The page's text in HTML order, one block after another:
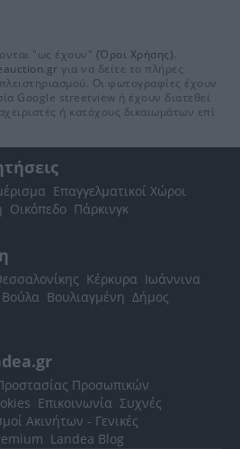
"ως έχουν" (Όροι Χρήσης).
για να δείτε το πλήρες
Οι φωτογραφίες έχουν
Google streetview ή έχουν διατεθεί
ή κατόχους δικαιωμάτων επί
Επαγγελματικοί Χώροι
Οικόπεδο Πάρκινγκ
Κέρκυρα Ιωάννινα
Βούλα Βουλιαγμένη Δήμος
Προσωπικών
Επικοινωνία Συχνές
Ακινήτων - Γενικές
Landea Blog